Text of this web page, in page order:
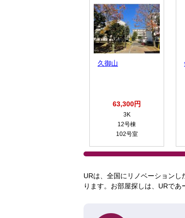
久御山
63,300円
3K
12号棟
102号室
URは、全国にリノベーション
ります。お部屋探しは、URであ